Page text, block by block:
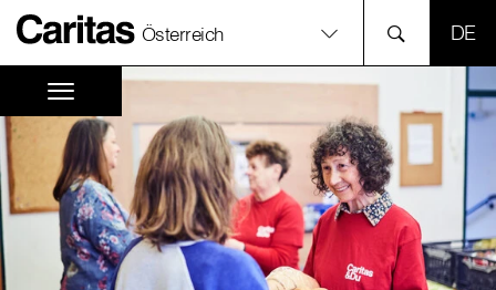
Österreich